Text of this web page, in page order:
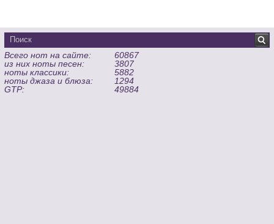
Всего нот на сайте:
60867
из них ноты песен:
3807
ноты классики:
5882
ноты джаза и блюза:
1294
GTP:
49884